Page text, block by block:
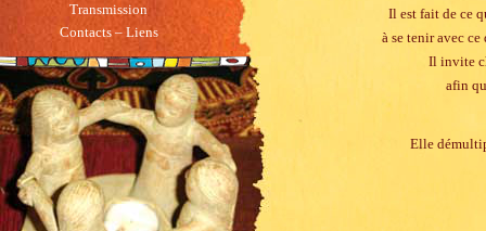
Transmission
Contacts – Liens
Il est fait de ce
à se tenir avec
Il invite
afin
Elle